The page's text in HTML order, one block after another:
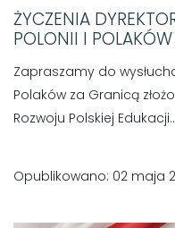
ŻYCZENIA
POLONII I
Zapraszamy do
Polaków za Granicą
Rozwoju Polskiej
Opublikowano: 02 maja